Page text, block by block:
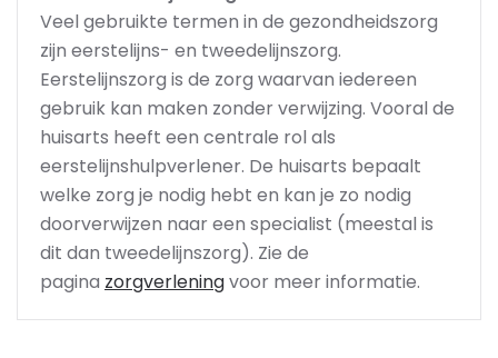
Veel gebruikte termen in de gezondheidszorg
zijn eerstelijns- en tweedelijnszorg.
Eerstelijnszorg is de zorg waarvan iedereen
gebruik kan maken zonder verwijzing. Vooral de
huisarts heeft een centrale rol als
eerstelijnshulpverlener. De huisarts bepaalt
welke zorg je nodig hebt en kan je zo nodig
doorverwijzen naar een specialist (meestal is
dit dan tweedelijnszorg). Zie de
pagina zorgverleningvoor meer informatie.